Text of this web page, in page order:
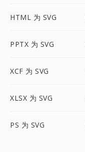
HTML 为 SVG
PPTX 为 SVG
XCF 为 SVG
XLSX 为 SVG
PS 为 SVG